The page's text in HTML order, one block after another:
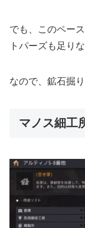
でも、このペー
トパーズも足り
なので、鉱石掘
マノス細工